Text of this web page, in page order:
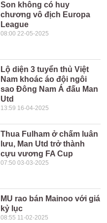
Son không có huy
chương vô địch Europa
League
08:00 22-05-2025
Lộ diện 3 tuyển thủ Việt
Nam khoác áo đội ngôi
sao Đông Nam Á đấu Man
Utd
13:59 16-04-2025
Thua Fulham ở chấm luân
lưu, Man Utd trở thành
cựu vương FA Cup
07:50 03-03-2025
MU rao bán Mainoo với giá
kỷ lục
08:55 11-02-2025